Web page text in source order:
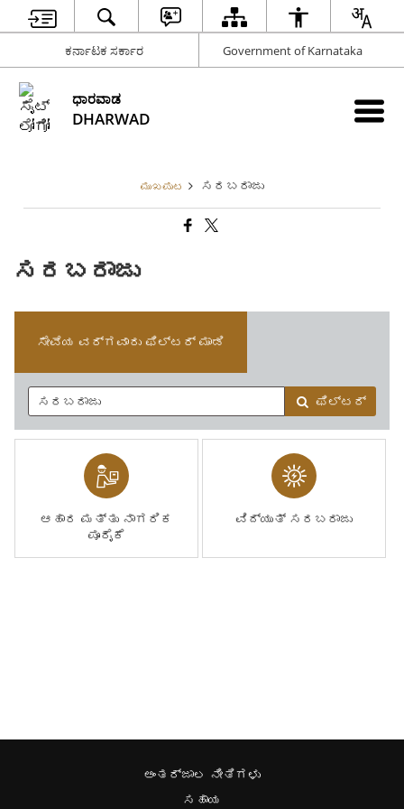
ಕರ್ನಾಟಕ ಸರ್ಕಾರ Government of Karnataka
ಧಾರವಾಡ
DHARWAD
ಮುಖಪುಟ ಸರಬರಾಜು
ಸರಬರಾಜು
ಸೇವೆಯ ವರ್ಗವಾರು ಫಿಲ್ಟರ್ ಮಾಡಿ
ಫಿಲ್ಟರ್
ಆಹಾರ ಮತ್ತು ನಾಗರಿಕ
ಪೂರೈಕೆ
ವಿದ್ಯುತ್ ಸರಬರಾಜು
ಅಂತರ್ಜಾಲ ನೀತಿಗಳು
ಸಹಾಯ